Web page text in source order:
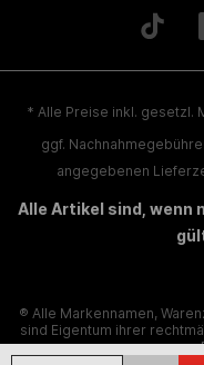
* Alle Preise inkl. gesetzl.
ggf.
angegebenen
Alle Artikel sind, wenn
® Alle Markennamen,
sind Eigentum ihrer